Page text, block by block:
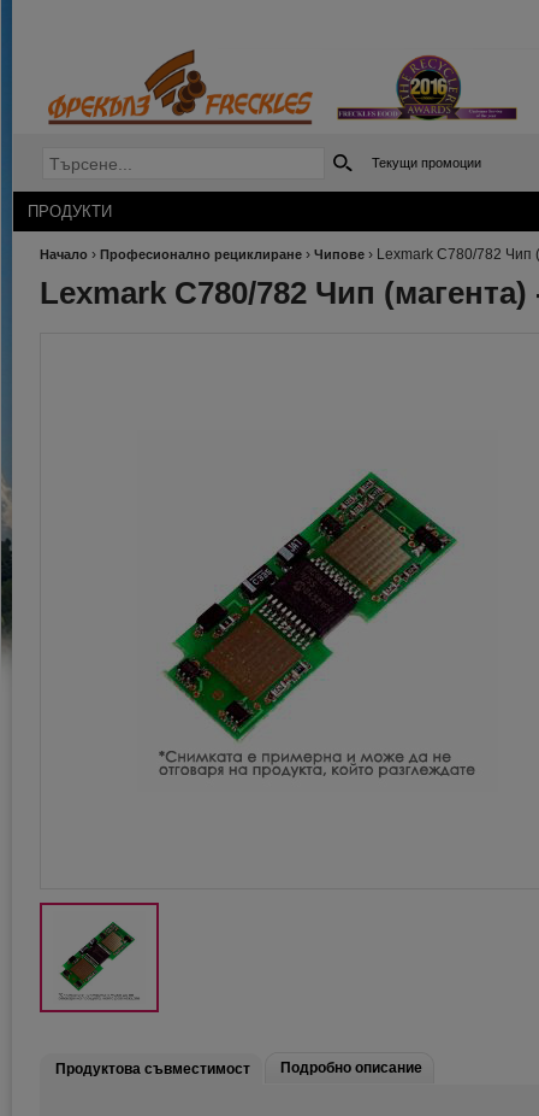
Текущи промоции
ПРОДУКТИ
Начало › Професионално рециклиране › Чипове › Lexmark C780/782 Чип
Lexmark C780/782 Чип (магента)
Продуктова съвместимост Подробно описание